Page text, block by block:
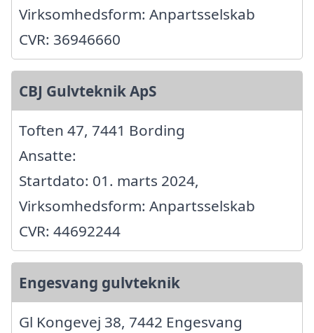
Virksomhedsform: Anpartsselskab
CVR: 36946660
CBJ Gulvteknik ApS
Toften 47, 7441 Bording
Ansatte:
Startdato: 01. marts 2024,
Virksomhedsform: Anpartsselskab
CVR: 44692244
Engesvang gulvteknik
Gl Kongevej 38, 7442 Engesvang